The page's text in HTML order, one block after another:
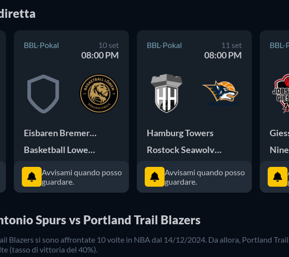
BBL-Pokal 10 set
08:00 PM
Eisbaren Bremerhaven
Basketball Lowen Braunschweig
Avvisami quando posso
guardare.
BBL-Pokal 11 set
08:00 PM
Hamburg Towers
Rostock Seawolves
Avvisami quando posso
guardare.
BBL-
Spurs vs Portland Trail Blazers
Blazers si sono affrontate 10volte in NBA dal 14/12/2024 . Da allora, Portland
(tasso di vittoria del 40%).